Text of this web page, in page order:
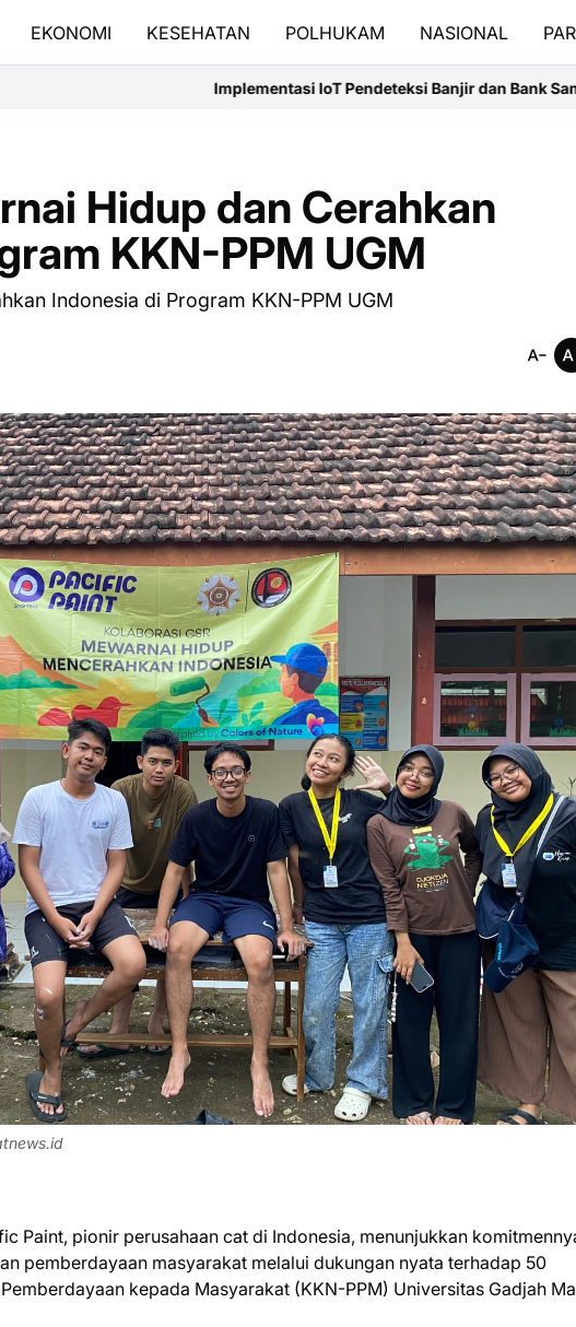
EKONOMI KESEHATAN POLHUKAM NASIONAL
Implementasi IoT Pendeteksi Banjir dan Bank Sampah Digital untuk
Hidup dan Cerahkan
KKN-PPM UGM
Indonesia di Program KKN-PPM UGM
Paint, pionir perusahaan cat di Indonesia, menunjukkan
pemberdayaan masyarakat melalui dukungan nyata terhadap 50
kepada Masyarakat (KKN-PPM) Universitas Gadjah